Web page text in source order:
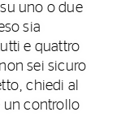
uno o due
sia
e quattro
sei sicuro
chiedi al
un controllo